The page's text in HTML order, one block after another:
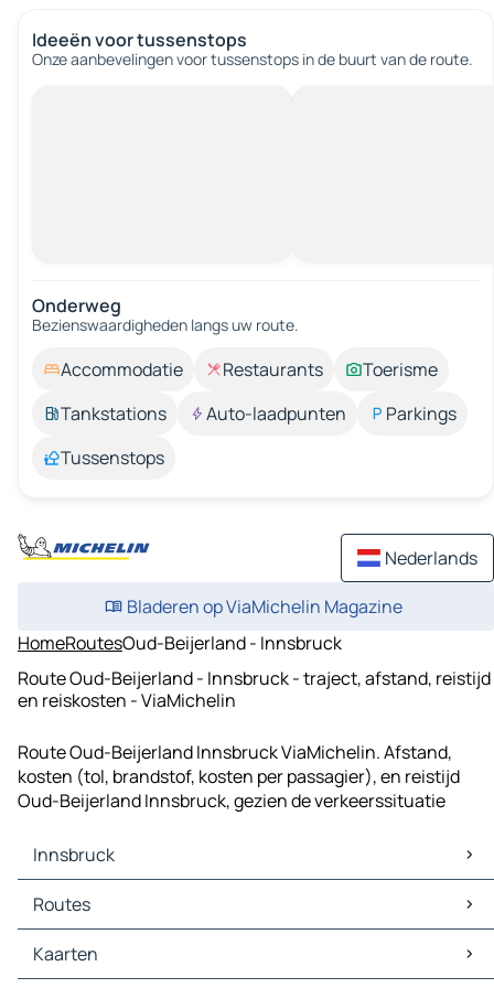
Ideeën voor tussenstops
Onze aanbevelingen voor tussenstops in de buurt van de route.
Onderweg
Bezienswaardigheden langs uw route.
Accommodatie Restaurants
Toerisme
Tankstations
Auto-laadpunten
Parkings
Tussenstops
Nederlands
Bladeren op ViaMichelin Magazine
HomeRoutesOud-Beijerland - Innsbruck
Route Oud-Beijerland - Innsbruck - traject, afstand, reistijd
en reiskosten - ViaMichelin
Route Oud-Beijerland Innsbruck ViaMichelin. Afstand,
kosten (tol, brandstof, kosten per passagier), en reistijd
Oud-Beijerland Innsbruck, gezien de verkeerssituatie
Innsbruck
Innsbruck Kaarten
Innsbruck Verkeer
Innsbruck Hotels
Innsbruck Restaurants
Routes
Routes Innsbruck - München
Routes Innsbruck - Augsburg
Kaarten